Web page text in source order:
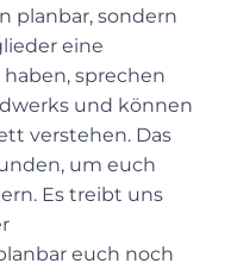
planbar, sondern
eine
sprechen
und können
verstehen. Das
um euch
Es treibt uns
euch noch